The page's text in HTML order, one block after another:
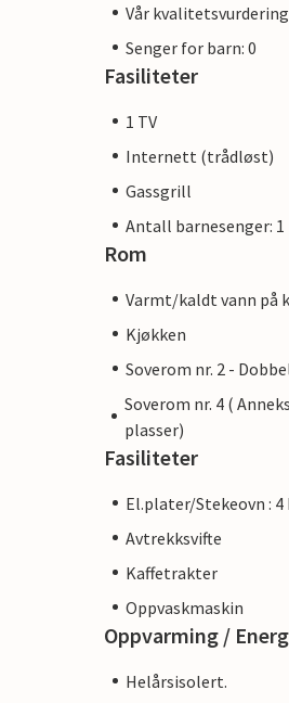
Vår
Senger for barn: 0
Fasiliteter
1 TV
Internett (trådløst)
Gassgrill
Antall barnesenger: 1
Rom
Varmt/kaldt vann på
Kjøkken
Soverom nr. 2 -
Soverom nr. 4 (
plasser)
Fasiliteter
El.plater/Stekeovn :
Avtrekksvifte
Kaffetrakter
Oppvaskmaskin
Oppvarming /
Helårsisolert.